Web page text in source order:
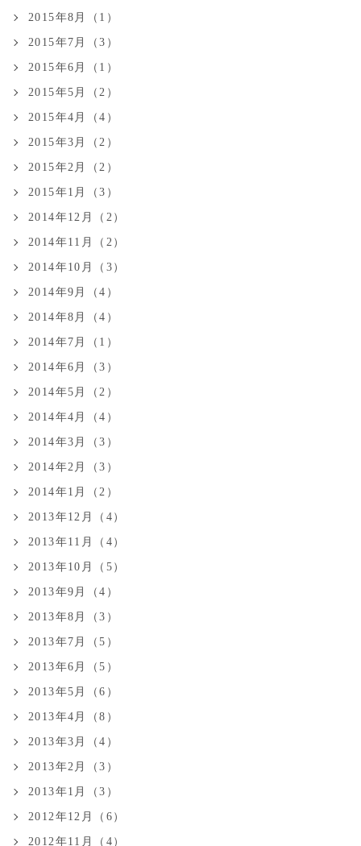
2015年8月（1）
2015年7月（3）
2015年6月（1）
2015年5月（2）
2015年4月（4）
2015年3月（2）
2015年2月（2）
2015年1月（3）
2014年12月（2）
2014年11月（2）
2014年10月（3）
2014年9月（4）
2014年8月（4）
2014年7月（1）
2014年6月（3）
2014年5月（2）
2014年4月（4）
2014年3月（3）
2014年2月（3）
2014年1月（2）
2013年12月（4）
2013年11月（4）
2013年10月（5）
2013年9月（4）
2013年8月（3）
2013年7月（5）
2013年6月（5）
2013年5月（6）
2013年4月（8）
2013年3月（4）
2013年2月（3）
2013年1月（3）
2012年12月（6）
2012年11月（4）